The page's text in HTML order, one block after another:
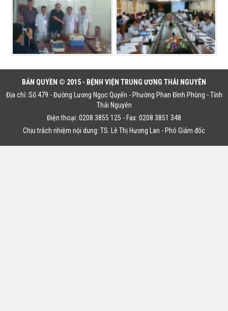
BẢN QUYỀN © 2015 - BỆNH VIỆN TRUNG ƯƠNG THÁI NGUYÊN
Địa chỉ: Số 479 - Đường Lương Ngọc Quyến - Phường Phan Đình Phùng - Tỉnh
Thái Nguyên
Điện thoại: 0208 3855 125 - Fax: 0208 3851 348
Chịu trách nhiệm nội dung: TS. Lê Thị Hương Lan - Phó Giám đốc